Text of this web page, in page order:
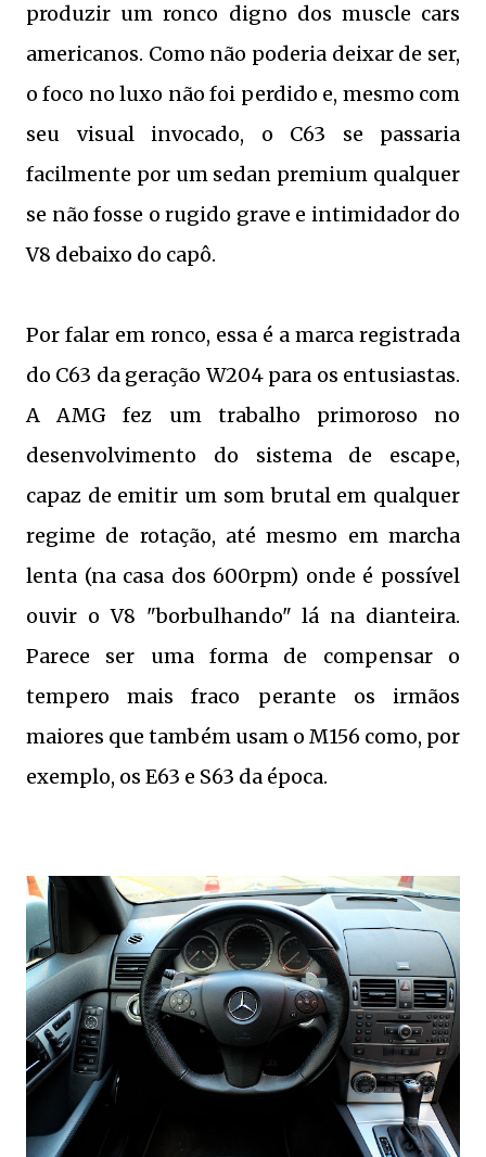
produzir um ronco digno dos muscle cars
americanos. Como não poderia deixar de ser,
o foco no luxo não foi perdido e, mesmo com
seu visual invocado, o C63 se passaria
facilmente por um sedan premium qualquer
se não fosse o rugido grave e intimidador do
V8 debaixo do capô.
Por falar em ronco, essa é a marca registrada
do C63 da geração W204 para os entusiastas.
A AMG fez um trabalho primoroso no
desenvolvimento do sistema de escape,
capaz de emitir um som brutal em qualquer
regime de rotação, até mesmo em marcha
lenta (na casa dos 600rpm) onde é possível
ouvir o V8 "borbulhando" lá na dianteira.
Parece ser uma forma de compensar o
tempero mais fraco perante os irmãos
maiores que também usam o M156 como, por
exemplo, os E63 e S63 da época.